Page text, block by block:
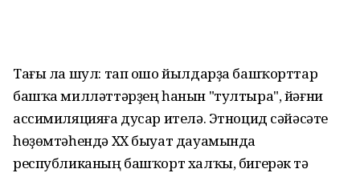
Тағы ла шул: тап ошо йылдарҙа башҡорттар
башҡа милләттәрҙең һанын "тултыра", йәғни
ассимиляцияға дусар ителә. Этноцид сәйәсәте
һөҙөмтәһендә XX быуат дауамында
республиканың башҡорт халҡы, бигерәк тә